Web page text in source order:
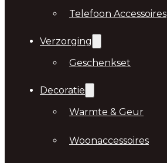
Telefoon Accessoires
Verzorging
Geschenkset
Decoratie
Warmte & Geur
Woonaccessoires